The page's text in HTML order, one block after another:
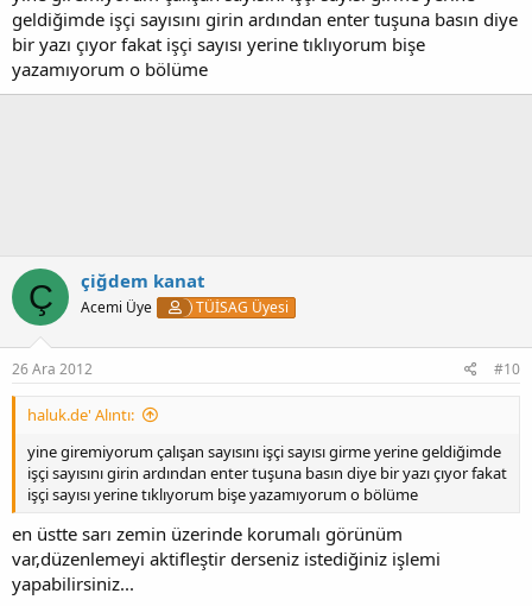
hekimi görevlendirilir. Çalışan sayısının 500 sayısının tam katlarından
fazla olması durumunda geriye kalan çalışan sayısı göz önünde
bulundurularak birinci fıkrada belirtilen kriterlere uygun yeteri kadar
işyeri hekimi eklenir.
(5) İşyeri hekiminin görevlendirilmesinde sözleşmede belirtilen süre
.
geldiğimde işçi sayısını girin ardından enter tuşuna basın diye
bir yazı çıyor fakat işçi sayısı yerine tıklıyorum bişe
yazamıyorum o bölüme
Ç çiğdem kanat
Acemi Üye TÜİSAG Üyesi
26 Ara 2012 #10
haluk.de' Alıntı:
yine giremiyorum çalışan sayısını işçi sayısı girme yerine geldiğimde
işçi sayısını girin ardından enter tuşuna basın diye bir yazı çıyor fakat
işçi sayısı yerine tıklıyorum bişe yazamıyorum o bölüme
en üstte sarı zemin üzerinde korumalı görünüm
var,düzenlemeyi aktifleştir derseniz istediğiniz işlemi
yapabilirsiniz...